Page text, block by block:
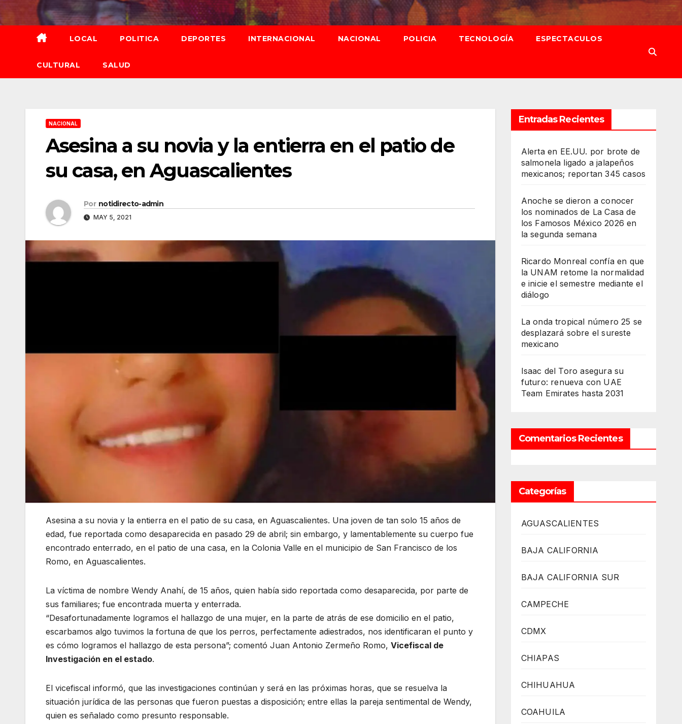
al
contenido
LOCAL POLITICA DEPORTES INTERNACIONAL NACIONAL POLICIA TECNOLOGÍA ESPECTACULOS
CULTURAL SALUD
NACIONAL
Asesina a su novia y la entierra en el patio de
su casa, en Aguascalientes
Por notidirecto-admin
MAY 5, 2021
Asesina a su novia y la entierra en el patio de su casa, en Aguascalientes. Una joven de tan solo 15 años de
edad, fue reportada como desaparecida en pasado 29 de abril; sin embargo, y lamentablemente su cuerpo fue
encontrado enterrado, en el patio de una casa, en la Colonia Valle en el municipio de San Francisco de los
Romo, en Aguascalientes.
La víctima de nombre Wendy Anahí, de 15 años, quien había sido reportada como desaparecida, por parte de
sus familiares; fue encontrada muerta y enterrada.
“Desafortunadamente logramos el hallazgo de una mujer, en la parte de atrás de ese domicilio en el patio,
escarbamos algo tuvimos la fortuna de que los perros, perfectamente adiestrados, nos identificaran el punto y
es cómo logramos el hallazgo de esta persona”; comentó Juan Antonio Zermeño Romo, Vicefiscal de
Investigación en el estado.
El vicefiscal informó, que las investigaciones continúan y será en las próximas horas, que se resuelva la
situación jurídica de las personas que fueron puestas a disposición; entre ellas la pareja sentimental de Wendy,
quien es señalado como presunto responsable.
Entradas Recientes
Alerta en EE.UU. por brote de
salmonela ligado a jalapeños
mexicanos; reportan 345 casos
Anoche se dieron a conocer
los nominados de La Casa de
los Famosos México 2026 en
la segunda semana
Ricardo Monreal confía en que
la UNAM retome la normalidad
e inicie el semestre mediante el
diálogo
La onda tropical número 25 se
desplazará sobre el sureste
mexicano
Isaac del Toro asegura su
futuro: renueva con UAE
Team Emirates hasta 2031
Comentarios Recientes
Categorías
AGUASCALIENTES
BAJA CALIFORNIA
BAJA CALIFORNIA SUR
CAMPECHE
CDMX
CHIAPAS
CHIHUAHUA
COAHUILA